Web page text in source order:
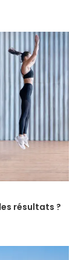
résultats ?